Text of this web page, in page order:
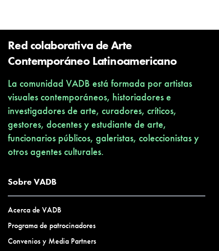
Red colaborativa de Arte
Contemporáneo Latinoamericano
La comunidad VADB está formada por artistas
visuales contemporáneos, historiadores e
investigadores de arte, curadores, críticos,
gestores, docentes y estudiante de arte,
funcionarios públicos, galeristas, coleccionistas y
otros agentes culturales.
Sobre VADB
Acerca de VADB
Programa de patrocinadores
Convenios y Media Partners